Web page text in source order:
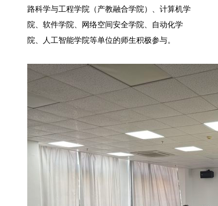
路科学与工程学院（产教融合学院）、计算机学
院、软件学院、网络空间安全学院、自动化学
院、人工智能学院等单位的师生积极参与。